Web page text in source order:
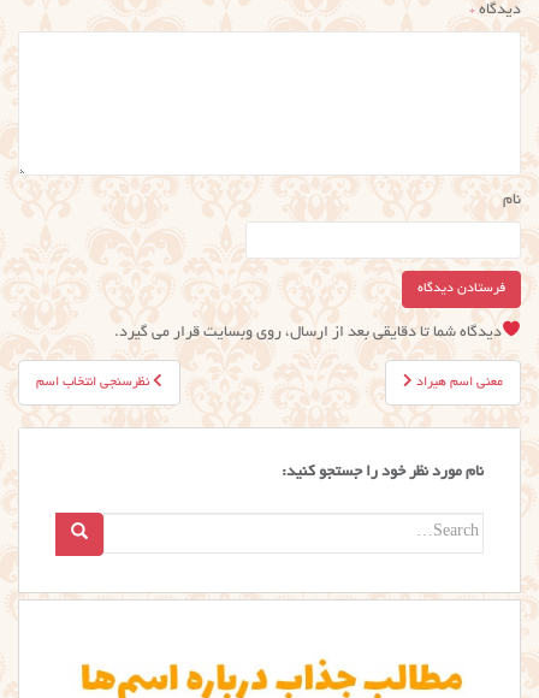
دیدگاه*
نام
دیدگاه شما تا دقایقی بعد از ارسال، روی وبسایت قرار می گیرد.
راهبری
نوشته
نظرسنجی انتخاب اسم معنی اسم هیراد
نام مورد نظر خود را جستجو کنید:
Search